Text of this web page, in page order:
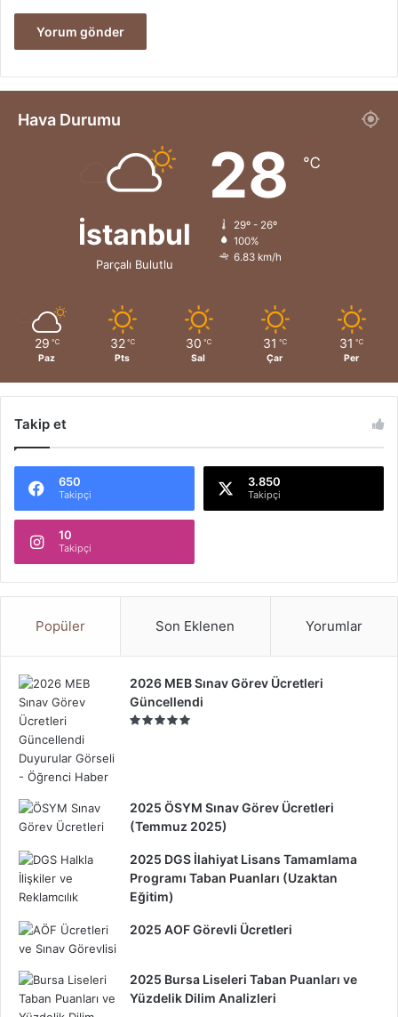
Hava Durumu
İstanbul
Parçalı Bulutlu
28 ℃
29º - 26º
100%
6.83 km/h
29 ℃
Paz
32 ℃
Pts
30 ℃
Sal
31 ℃
Çar
31 ℃
Per
Takip et
650
Takipçi
3.850
Takipçi
10
Takipçi
Popüler Son Eklenen Yorumlar
2026 MEB Sınav Görev Ücretleri
Güncellendi
2025 ÖSYM Sınav Görev Ücretleri
(Temmuz 2025)
2025 DGS İlahiyat Lisans Tamamlama
Programı Taban Puanları (Uzaktan
Eğitim)
2025 AOF Görevli Ücretleri
2025 Bursa Liseleri Taban Puanları ve
Yüzdelik Dilim Analizleri